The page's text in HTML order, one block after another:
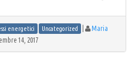
energetici Uncategorized
Maria
14, 2017